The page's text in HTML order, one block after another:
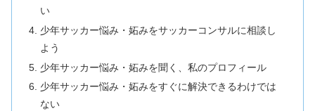
い
少年サッカー悩み・妬みをサッカーコンサルに相談し
よう
少年サッカー悩み・妬みを聞く、私のプロフィール
少年サッカー悩み・妬みをすぐに解決できるわけでは
ない